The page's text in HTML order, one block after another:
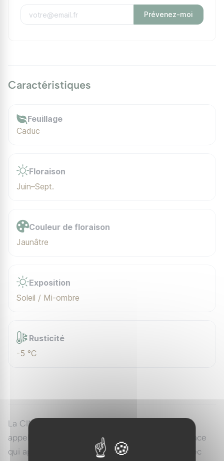
Prévenez-moi
Caractéristiques
Feuillage
Caduc
Floraison
Juin–Sept.
Couleur de floraison
Jaunâtre
Exposition
Soleil / Mi-ombre
Rusticité
-5 °C
La CINERARIA maritima 'Silver Dust', également
appelée Cineraria des côtes, est une plante vivace
qui apporte éclat et élégance à votre jardin. Avec